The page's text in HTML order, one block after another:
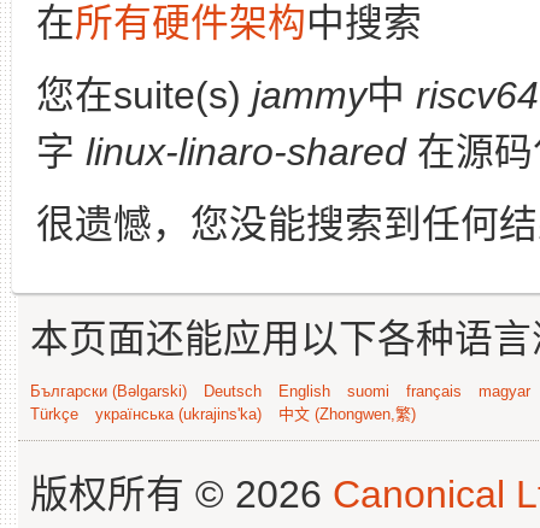
在所有硬件架构中搜索
您在suite(s) jammy中 riscv64
字 linux-linaro-shared在源码
很遗憾，您没能搜索到任何
本页面还能应用以下各种语
Български (Bəlgarski) Deutsch English suomi français
magyar
Türkçe
українська (ukrajins'ka) 中文 (Zhongwen,繁)
版权所有 © 2026 Canonical